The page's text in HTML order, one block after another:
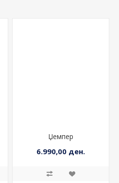
Џемпер
6.990,00 ден.